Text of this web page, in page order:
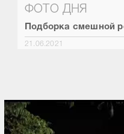
ФОТО ДНЯ
Подборка смешной
21.06.2021